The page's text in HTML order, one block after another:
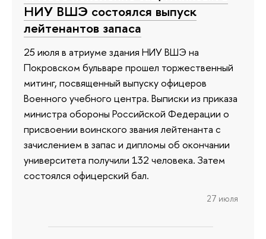
НИУ ВШЭ состоялся выпуск
лейтенантов запаса
25 июля в атриуме здания НИУ ВШЭ на
Покровском бульваре прошел торжественный
митинг, посвященный выпуску офицеров
Военного учебного центра. Выписки из приказа
министра обороны Российской Федерации о
присвоении воинского звания лейтенанта с
зачислением в запас и дипломы об окончании
университета получили 132 человека. Затем
состоялся офицерский бал.
27 июля